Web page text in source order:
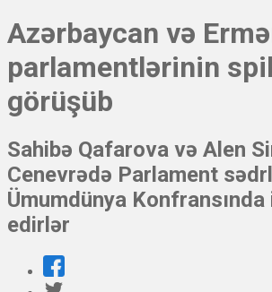
Azərbaycan və
parlamentlərinin
görüşüb
Sahibə Qafarova və Alen
Cenevrədə Parlament
Ümumdünya
edirlər